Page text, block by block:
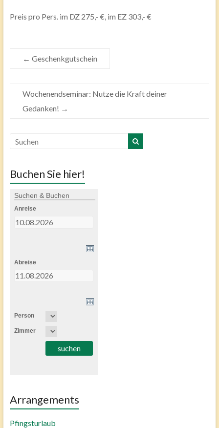
Preis pro Pers. im DZ 275,- €, im EZ 303,- €
← Geschenkgutschein
Wochenendseminar: Nutze die Kraft deiner
Gedanken! →
Buchen Sie hier!
Suchen & Buchen
Anreise
Abreise
Person
Zimmer
Arrangements
Pfingsturlaub